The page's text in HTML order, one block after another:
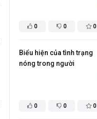
0 0 0
0 0 0
​Biểu hiện của tình trạng
nóng trong người